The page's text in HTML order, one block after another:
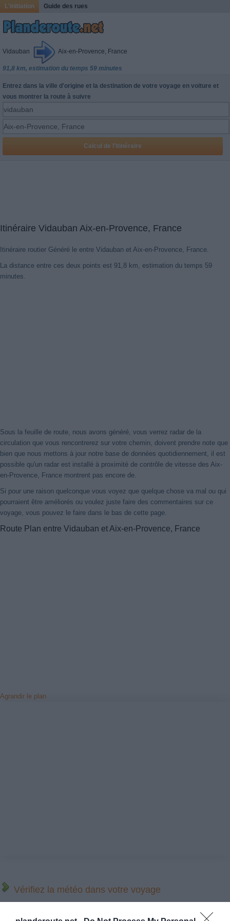
L'initiation Guide des rues
Vidauban Aix-en-Provence, France
91,8 km, estimation du temps 59 minutes
Entrez dans la ville d'origine et la destination de votre voyage en voiture et
vous montrer la route à suivre
Itinéraire Vidauban Aix-en-Provence, France
Itinéraire routier Généré le entre Vidauban et Aix-en-Provence, France.
La distance entre ces deux points est 91,8 km, estimation du temps 59
minutes.
Sous la feuille de route, nous avons généré, vous verrez radar de la
circulation que vous rencontrerez sur votre chemin, doivent prendre note que
bien que nous mettons à jour notre base de données quotidiennement, il est
possible qu'un radar est installé à proximité de contrôle de vitesse des Aix-
en-Provence, France montrent pas encore de.
Si pour une raison quelconque vous voyez que quelque chose va mal ou qui
pourraient être améliorés ou voulez juste faire des commentaires sur ce
voyage, vous pouvez le faire dans le bas de cette page.
Route Plan entre Vidauban et Aix-en-Provence, France
Agrandir le plan
Vérifiez la météo dans votre voyage
Places à proximité de votre itinéraire (moins de 30)